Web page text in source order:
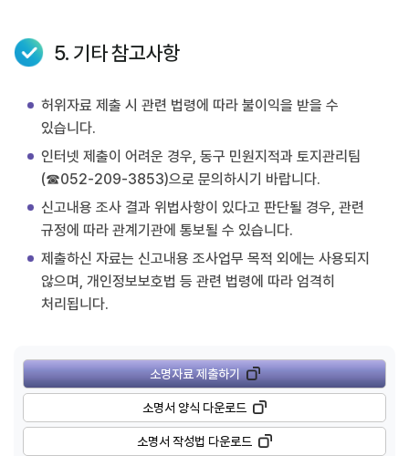
5. 기타 참고사항
허위자료 제출 시 관련 법령에 따라 불이익을 받을 수
있습니다.
인터넷 제출이 어려운 경우, 동구 민원지적과 토지관리팀
(☎052-209-3853)으로 문의하시기 바랍니다.
신고내용 조사 결과 위법사항이 있다고 판단될 경우, 관련
규정에 따라 관계기관에 통보될 수 있습니다.
제출하신 자료는 신고내용 조사업무 목적 외에는 사용되지
않으며, 개인정보보호법 등 관련 법령에 따라 엄격히
처리됩니다.
소명자료 제출하기
소명서 양식 다운로드
소명서 작성법 다운로드